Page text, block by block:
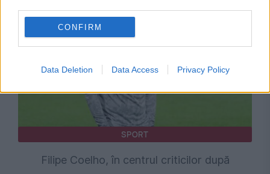
CONFIRM
Data Deletion Data Access Privacy Policy
SPORT
Filipe Coelho, în centrul criticilor după